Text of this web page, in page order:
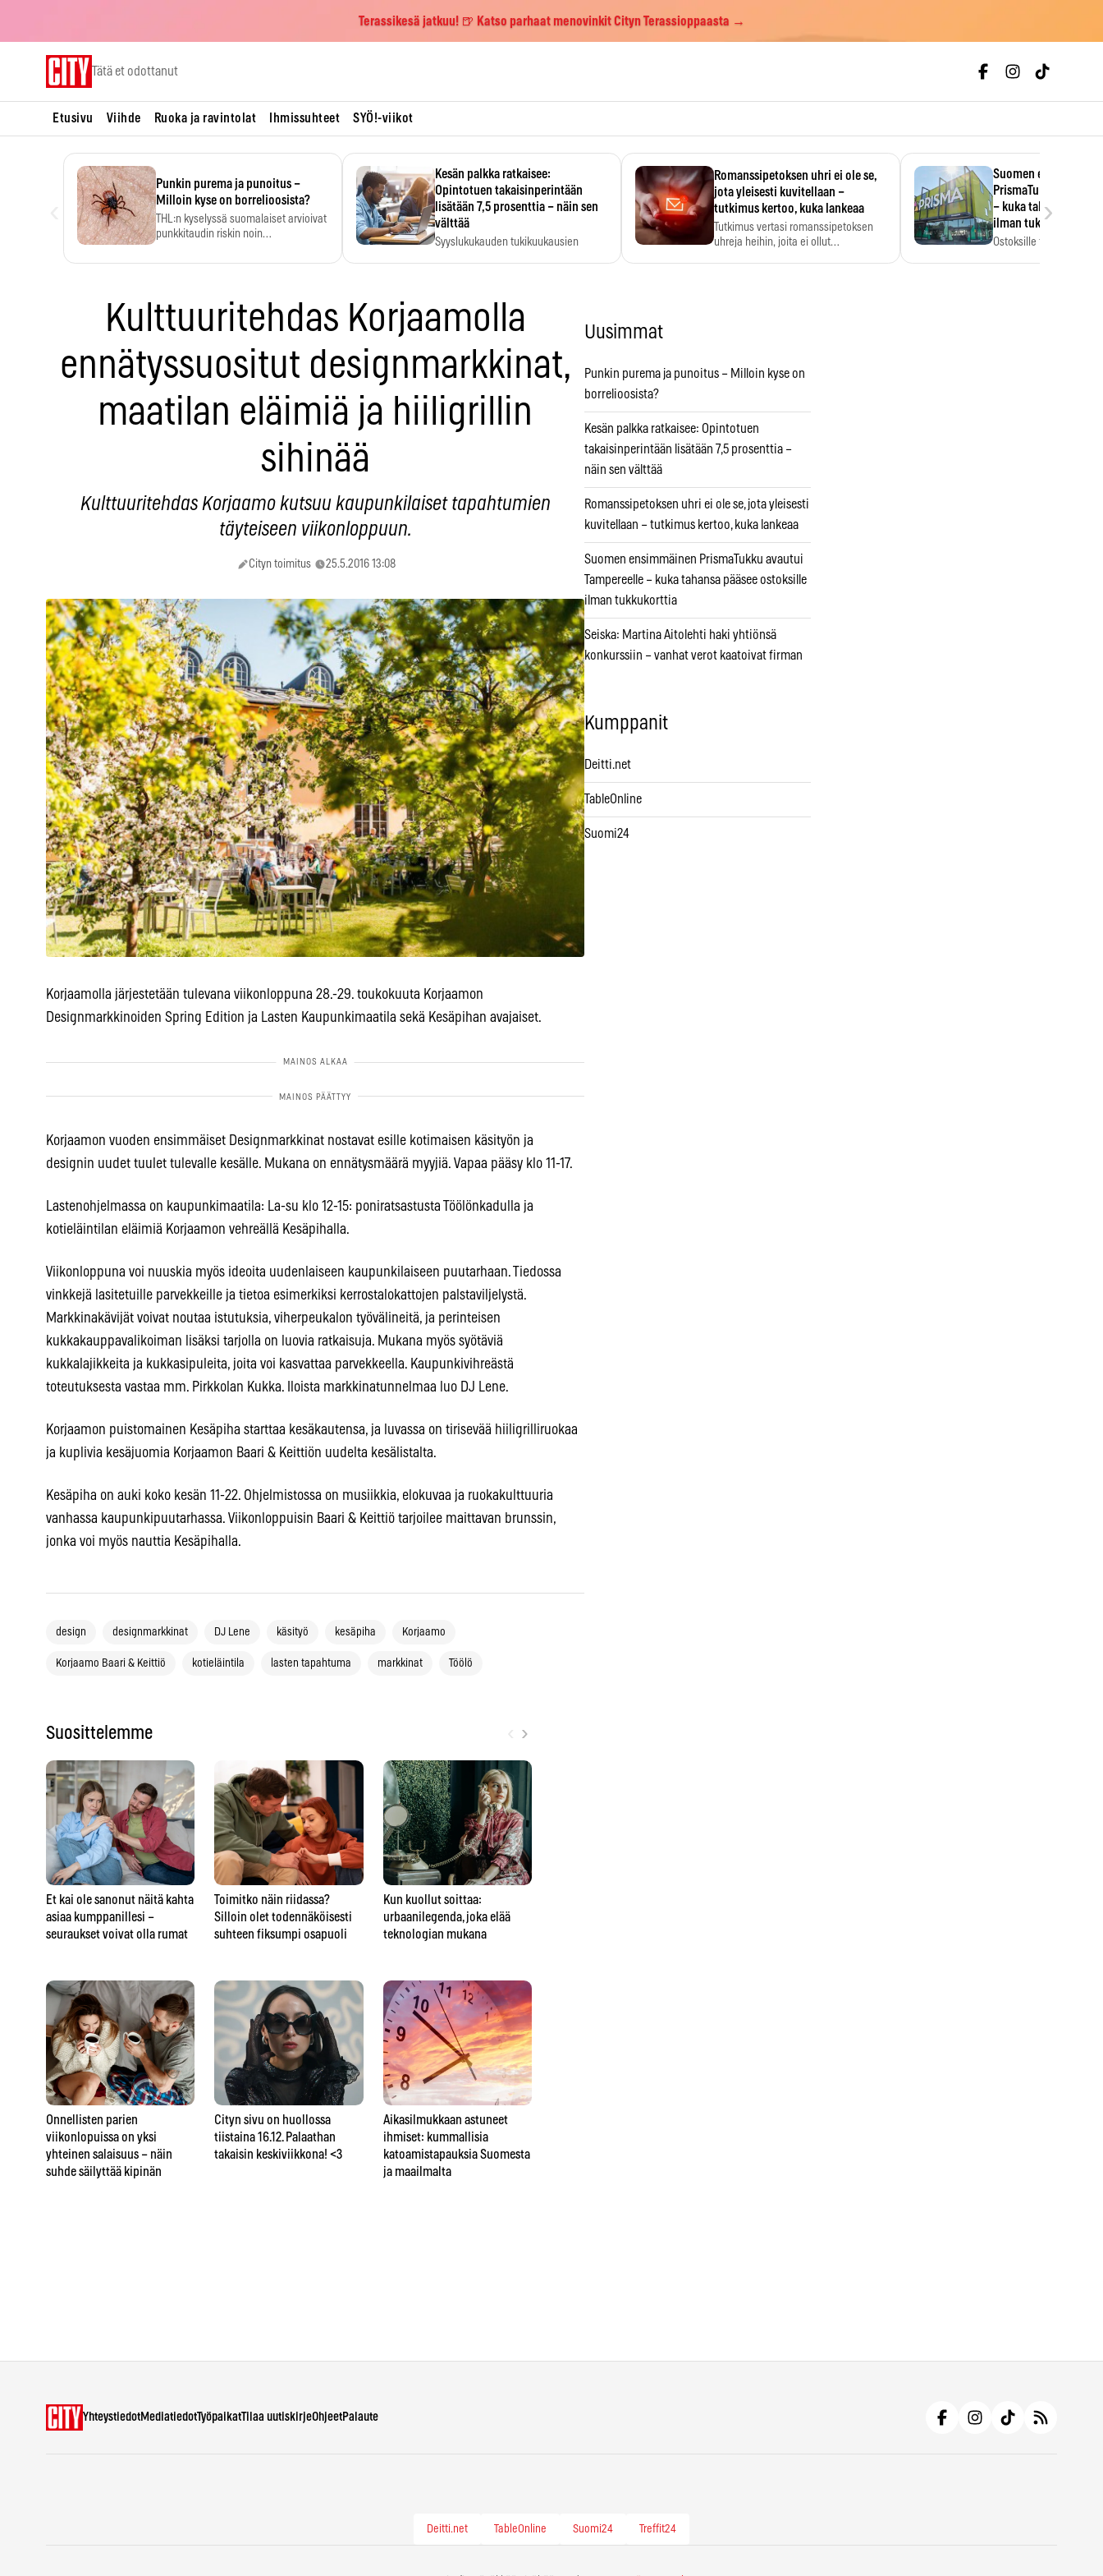
Terassikesä jatkuu! 🍺 Katso parhaat menovinkit Cityn Terassioppaasta →
Tätä et odottanut
Etusivu Viihde Ruoka ja ravintolat Ihmissuhteet SYÖ!-viikot
Punkin purema ja punoitus –
Milloin kyse on borrelioosista?
THL:n kyselyssä suomalaiset arvioivat
punkkitaudin riskin noin
Kesän palkka ratkaisee:
Opintotuen takaisinperintään
lisätään 7,5 prosenttia – näin sen
välttää
Syyslukukauden tukikuukausien
Romanssipetoksen uhri ei ole se,
jota yleisesti kuvitellaan –
tutkimus kertoo, kuka lankeaa
Tutkimus vertasi romanssipetoksen
uhreja heihin, joita ei ollut…
Suomen
PrismaTukku avautui
– kuka tahansa
ilman tukkukorttia
Ostoksille tarvitse
›
Kulttuuritehdas Korjaamolla
ennätyssuositut designmarkkinat,
maatilan eläimiä ja hiiligrillin
sihinää
Kulttuuritehdas Korjaamo kutsuu kaupunkilaiset tapahtumien
täyteiseen viikonloppuun.
Cityn toimitus 25.5.2016 13:08
Korjaamolla järjestetään tulevana viikonloppuna 28.-29. toukokuuta Korjaamon
Designmarkkinoiden Spring Edition ja Lasten Kaupunkimaatila sekä Kesäpihan avajaiset.
Korjaamon vuoden ensimmäiset Designmarkkinat nostavat esille kotimaisen käsityön ja
designin uudet tuulet tulevalle kesälle. Mukana on ennätysmäärä myyjiä. Vapaa pääsy klo 11-17.
Lastenohjelmassa on kaupunkimaatila: La-su klo 12-15: poniratsastusta Töölönkadulla ja
kotieläintilan eläimiä Korjaamon vehreällä Kesäpihalla.
Viikonloppuna voi nuuskia myös ideoita uudenlaiseen kaupunkilaiseen puutarhaan. Tiedossa
vinkkejä lasitetuille parvekkeille ja tietoa esimerkiksi kerrostalokattojen palstaviljelystä.
Markkinakävijät voivat noutaa istutuksia, viherpeukalon työvälineitä, ja perinteisen
kukkakauppavalikoiman lisäksi tarjolla on luovia ratkaisuja. Mukana myös syötäviä
kukkalajikkeita ja kukkasipuleita, joita voi kasvattaa parvekkeella. Kaupunkivihreästä
toteutuksesta vastaa mm. Pirkkolan Kukka. Iloista markkinatunnelmaa luo DJ Lene.
Korjaamon puistomainen Kesäpiha starttaa kesäkautensa, ja luvassa on tirisevää hiiligrilliruokaa
ja kuplivia kesäjuomia Korjaamon Baari & Keittiön uudelta kesälistalta.
Kesäpiha on auki koko kesän 11-22. Ohjelmistossa on musiikkia, elokuvaa ja ruokakulttuuria
vanhassa kaupunkipuutarhassa. Viikonloppuisin Baari & Keittiö tarjoilee maittavan brunssin,
jonka voi myös nauttia Kesäpihalla.
design designmarkkinat DJ Lene käsityö kesäpiha Korjaamo
Korjaamo Baari & Keittiö kotieläintila lasten tapahtuma markkinat Töölö
Suosittelemme ›
Et kai ole sanonut näitä kahta
asiaa kumppanillesi –
seuraukset voivat olla rumat
Onnellisten parien
viikonlopuissa on yksi
yhteinen salaisuus – näin
suhde säilyttää kipinän
Toimitko näin riidassa?
Silloin olet todennäköisesti
suhteen fiksumpi osapuoli
Cityn sivu on huollossa
tiistaina 16.12. Palaathan
takaisin keskiviikkona! <3
Kun kuollut soittaa:
urbaanilegenda, joka elää
teknologian mukana
Aikasilmukkaan astuneet
ihmiset: kummallisia
katoamistapauksia Suomesta
ja maailmalta
Uusimmat
Punkin purema ja punoitus – Milloin kyse on
borrelioosista?
Kesän palkka ratkaisee: Opintotuen
takaisinperintään lisätään 7,5 prosenttia –
näin sen välttää
Romanssipetoksen uhri ei ole se, jota yleisesti
kuvitellaan – tutkimus kertoo, kuka lankeaa
Suomen ensimmäinen PrismaTukku avautui
Tampereelle – kuka tahansa pääsee ostoksille
ilman tukkukorttia
Seiska: Martina Aitolehti haki yhtiönsä
konkurssiin – vanhat verot kaatoivat firman
Kumppanit
Deitti.net
TableOnline
Suomi24
YhteystiedotMediatiedotTyöpaikatTilaa uutiskirjeOhjeetPalaute
Deitti.net TableOnline Suomi24 Treffit24